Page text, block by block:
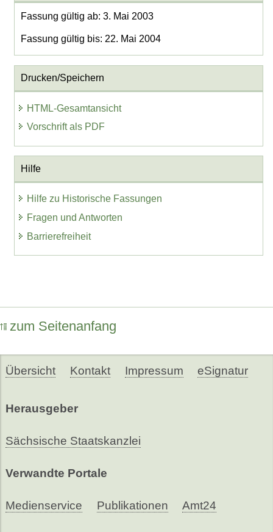
Fassung gültig ab: 3. Mai 2003
Fassung gültig bis: 22. Mai 2004
Drucken/Speichern
HTML-Gesamtansicht
Vorschrift als PDF
Hilfe
Hilfe zu Historische Fassungen
Fragen und Antworten
Barrierefreiheit
zum Seitenanfang
Übersicht Kontakt Impressum eSignatur
Herausgeber
Sächsische Staatskanzlei
Verwandte Portale
Medienservice Publikationen Amt24